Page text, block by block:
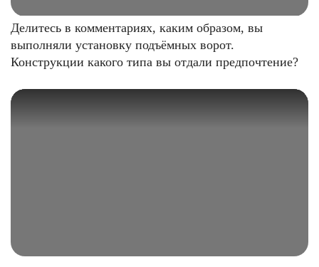
Делитесь в комментариях, каким образом, вы
выполняли установку подъёмных ворот.
Конструкции какого типа вы отдали предпочтение?